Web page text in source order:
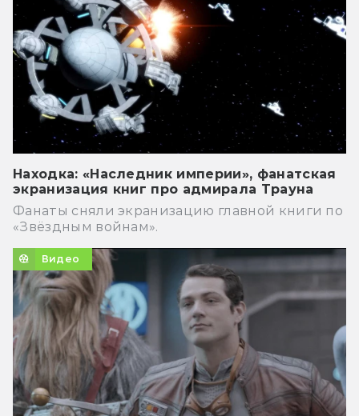
Находка: «Наследник империи», фанатская
экранизация книг про адмирала Трауна
Фанаты сняли экранизацию главной книги по
«Звёздным войнам».
Видео